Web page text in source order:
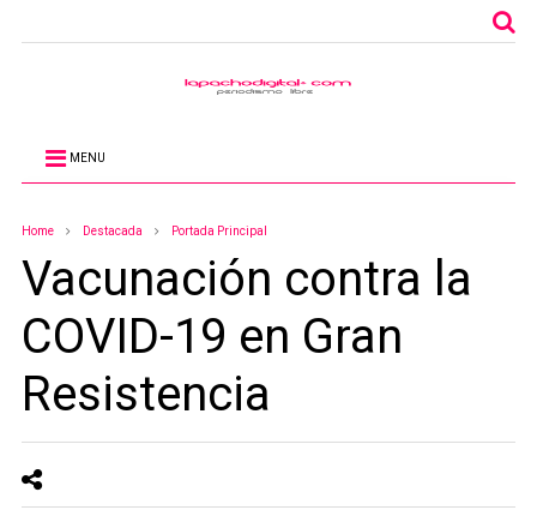
MENU
Home Destacada Portada Principal
Vacunación contra la
COVID-19 en Gran
Resistencia